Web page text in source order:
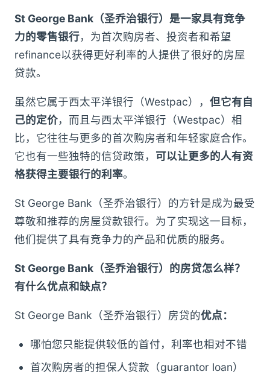
St George Bank（圣乔治银行）是一家具有竞争
力的零售银行，为首次购房者、投资者和希望
refinance以获得更好利率的人提供了很好的房屋
贷款。
虽然它属于西太平洋银行（Westpac）， 但它有自
己的定价，而且与西太平洋银行（Westpac）相
比，它往往与更多的首次购房者和年轻家庭合作。
它也有一些独特的信贷政策， 可以让更多的人有资
格获得主要银行的利率。
St George Bank（圣乔治银行）的方针是成为最受
尊敬和推荐的房屋贷款银行。为了实现这一目标，
他们提供了具有竞争力的产品和优质的服务。
St George Bank（圣乔治银行）的房贷怎么样？
有什么优点和缺点？
St George Bank（圣乔治银行）房贷的优点：
哪怕您只能提供较低的首付，利率也相对不错
首次购房者的担保人贷款（guarantor loan）